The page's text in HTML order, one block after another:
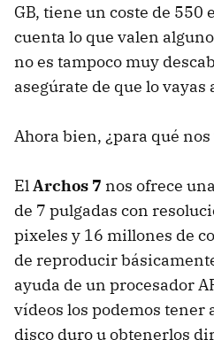
GB, tiene un coste de 550
cuenta lo que valen
no es tampoco muy
asegúrate de que lo vayas
Ahora bien, ¿para qué nos
ElArchos 7 nos ofrece
de 7 pulgadas con
pixeles y 16 millones de
de reproducir
ayuda de un procesador
vídeos los podemos tener
disco duro u obtenerlos